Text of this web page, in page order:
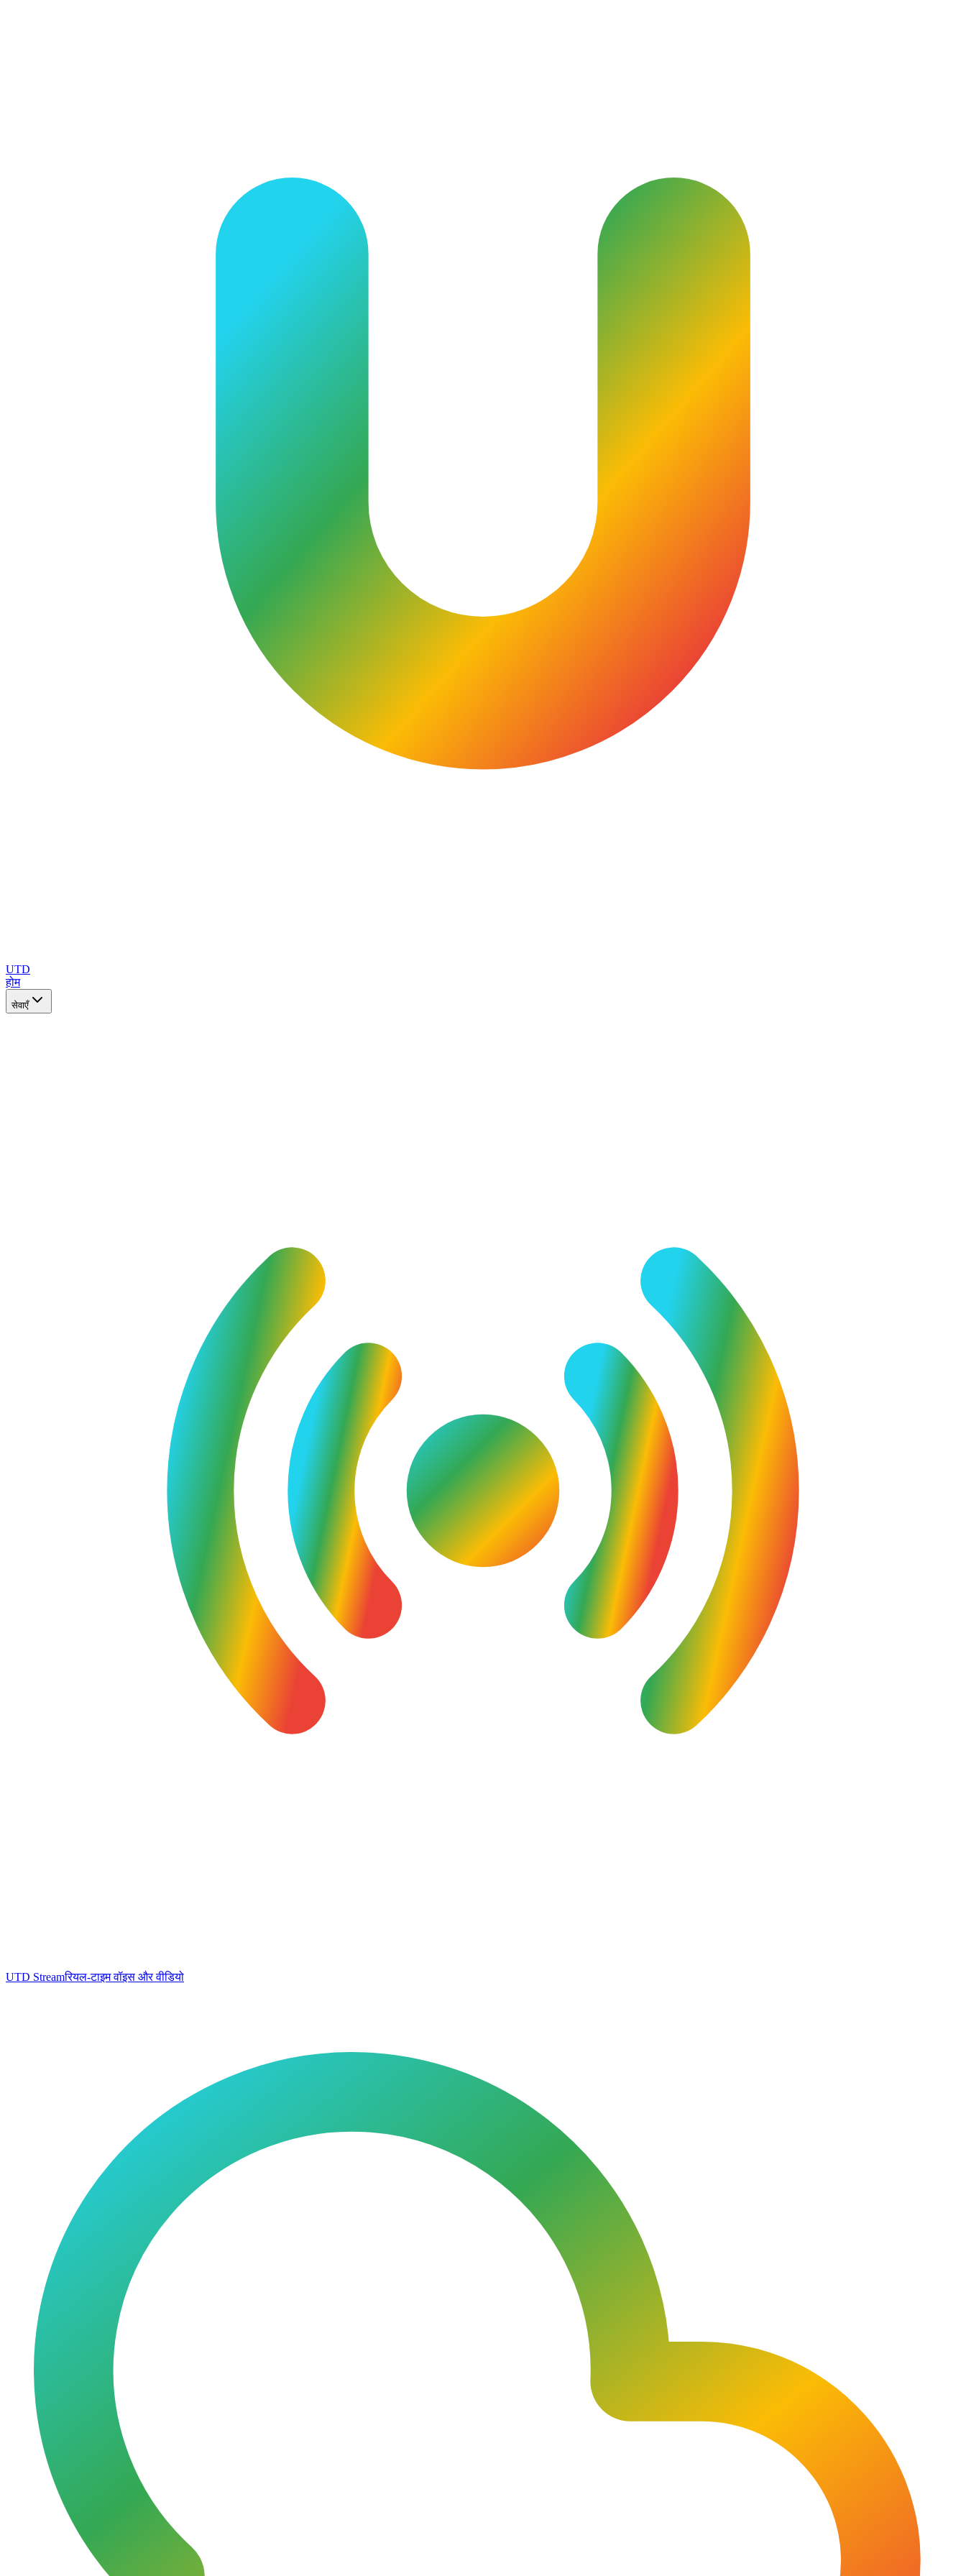
UTD
होम
सेवाएँ
UTD Streamरियल-टाइम वॉइस और वीडियो